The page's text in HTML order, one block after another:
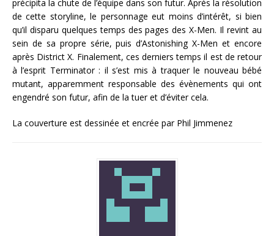
précipita la chute de l’équipe dans son futur. Après la résolution
de cette storyline, le personnage eut moins d’intérêt, si bien
qu’il disparu quelques temps des pages des X-Men. Il revint au
sein de sa propre série, puis d’Astonishing X-Men et encore
après District X. Finalement, ces derniers temps il est de retour
à l’esprit Terminator : il s’est mis à traquer le nouveau bébé
mutant, apparemment responsable des évènements qui ont
engendré son futur, afin de la tuer et d’éviter cela.
La couverture est dessinée et encrée par Phil Jimmenez